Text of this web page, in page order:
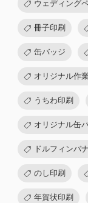
ウェディング
冊子印刷
缶バッジ
オリジナル作
うちわ印刷
オリジナル缶
ドルフィンバ
のし印刷
年賀状印刷